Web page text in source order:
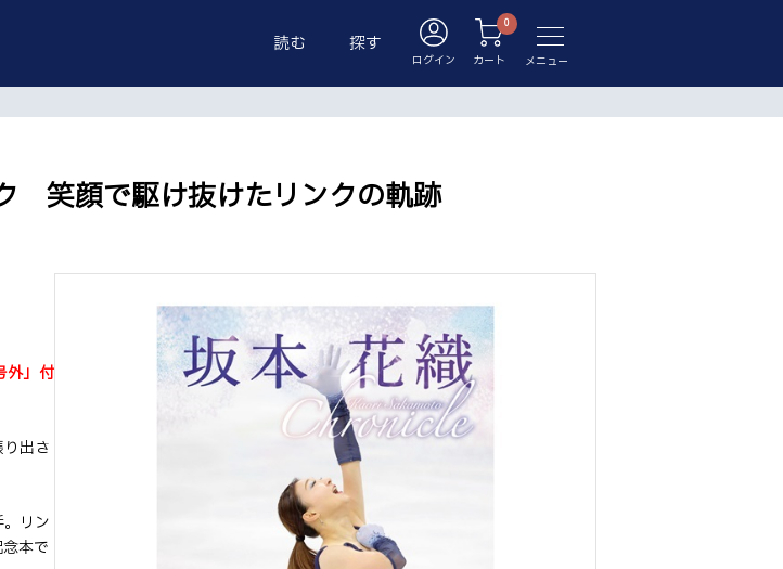
読む 探す
ログイン カート メニュー
笑顔で駆け抜けたリンクの軌跡
外」付
出さ
リン
本で